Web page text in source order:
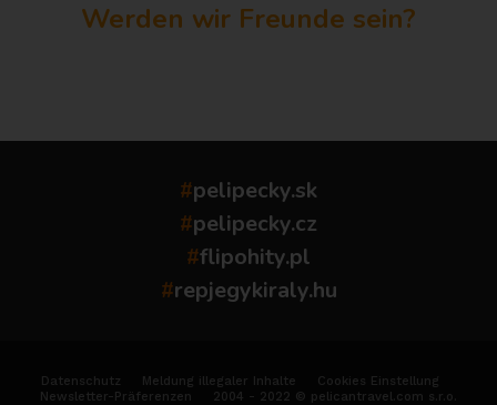
Werden wir Freunde sein?
#pelipecky.sk
#pelipecky.cz
#flipohity.pl
#repjegykiraly.hu
Datenschutz Meldung illegaler Inhalte
Cookies Einstellung
Newsletter-Präferenzen
2004 - 2022 © pelicantravel.com s.r.o.